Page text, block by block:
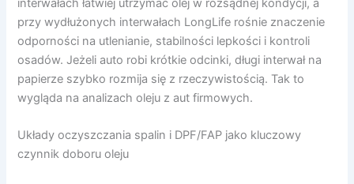
przy wydłużonych interwałach LongLife rośnie znaczenie
odporności na utlenianie, stabilności lepkości i kontroli
osadów. Jeżeli auto robi krótkie odcinki, długi interwał na
papierze szybko rozmija się z rzeczywistością. Tak to
wygląda na analizach oleju z aut firmowych.
Układy oczyszczania spalin i DPF/FAP jako kluczowy
czynnik doboru oleju